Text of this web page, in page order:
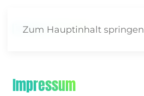
Zum Hauptinhalt springen
Impressum